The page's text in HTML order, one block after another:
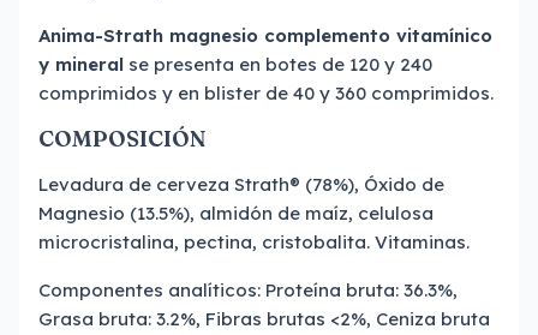
Anima-Strath magnesio complemento vitamínico
y mineral se presenta en botes de 120 y 240
comprimidos y en blister de 40 y 360 comprimidos.
COMPOSICIÓN
Levadura de cerveza Strath® (78%), Óxido de
Magnesio (13.5%), almidón de maíz, celulosa
microcristalina, pectina, cristobalita. Vitaminas.
Componentes analíticos: Proteína bruta: 36.3%,
Grasa bruta: 3.2%, Fibras brutas <2%, Ceniza bruta